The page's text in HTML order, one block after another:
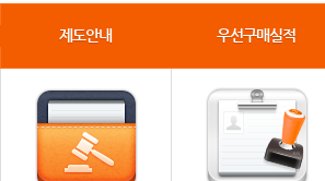
제도안내 우선구매실적